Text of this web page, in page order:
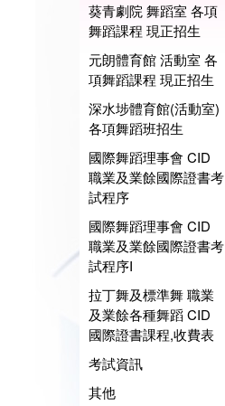
葵青劇院 舞蹈室 各項
舞蹈課程 現正招生
元朗體育館 活動室 各
項舞蹈課程 現正招生
深水埗體育館(活動室)
各項舞蹈班招生
國際舞蹈理事會 CID
職業及業餘國際證書考
試程序
國際舞蹈理事會 CID
職業及業餘國際證書考
試程序I
拉丁舞及標準舞 職業
及業餘各種舞蹈 CID
國際證書課程,收費表
考試資訊
其他